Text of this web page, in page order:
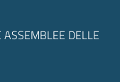
DELLE